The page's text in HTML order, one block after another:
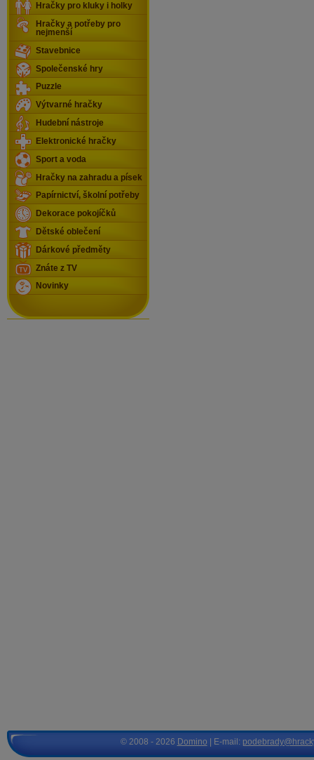
Hračky pro kluky i holky
Hračky a potřeby pro
nejmenší
Stavebnice
Společenské hry
Puzzle
Výtvarné hračky
Hudební nástroje
Elektronické hračky
Sport a voda
Hračky na zahradu a písek
Papírnictví, školní potřeby
Dekorace pokojíčků
Dětské oblečení
Dárkové předměty
Znáte z TV
Novinky
© 2008 - 2026 Domino | E-mail: